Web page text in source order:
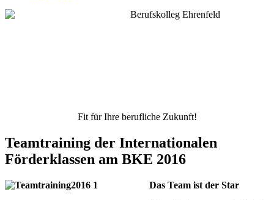
Fit für Ihre berufliche Zukunft!
Teamtraining der Internationalen
Förderklassen am BKE 2016
Das Team ist der Star